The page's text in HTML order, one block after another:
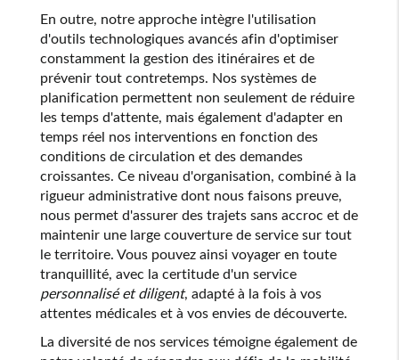
En outre, notre approche intègre l'utilisation
d'outils technologiques avancés afin d'optimiser
constamment la gestion des itinéraires et de
prévenir tout contretemps. Nos systèmes de
planification permettent non seulement de réduire
les temps d'attente, mais également d'adapter en
temps réel nos interventions en fonction des
conditions de circulation et des demandes
croissantes. Ce niveau d'organisation, combiné à la
rigueur administrative dont nous faisons preuve,
nous permet d'assurer des trajets sans accroc et de
maintenir une large couverture de service sur tout
le territoire. Vous pouvez ainsi voyager en toute
tranquillité, avec la certitude d'un service
personnalisé et diligent, adapté à la fois à vos
attentes médicales et à vos envies de découverte.
La diversité de nos services témoigne également de